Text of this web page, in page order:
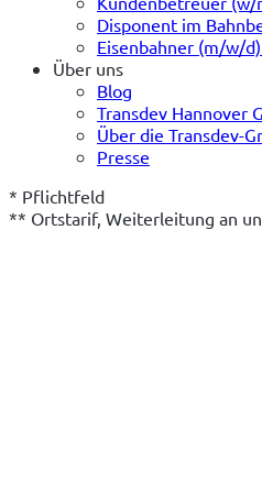
Disponent im
Eisenbahner (m/w/
Über uns
Blog
Transdev Hannover
Über die Transdev-
Presse
* Pflichtfeld
** Ortstarif, Weiterleitung an